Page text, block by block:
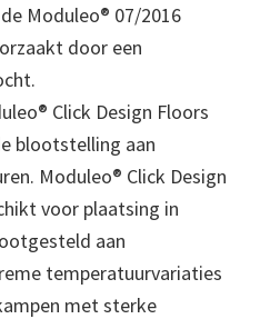
Moduleo® 07/2016
door een
Click Design Floors
blootstelling aan
Moduleo® Click Design
voor plaatsing in
aan
temperatuurvariaties
met sterke